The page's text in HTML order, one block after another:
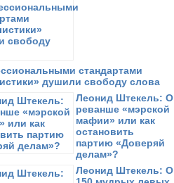
Козак: Пресс-марафон Зеленского:
смесь зради и перемоги
Черкашин: О философии реформ и
13 октября 2019в 11:21:
Черкашин: По следам марафона
13 октября 2019 в 11:16:
Кочетков: СПРЯТАТЬСЯ И
НЕ УДАСТСЯ
13 октября 2019
Кочетков: ОБ
стандартами
душили свободу слова
Леонид Штекель: О
реванше «мэрской
мафии» или как
остановить
партию «Доверяй
делам»?
Леонид Штекель: О